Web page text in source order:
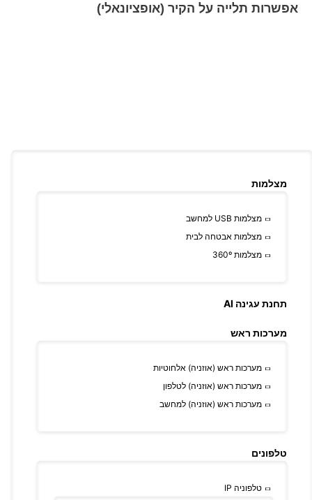
מצלמות
מצלמות USB למחשב
מצלמות אבטחה לבית
מצלמות 360º
תחנת עגינה AI
מערכות ראש
מערכות ראש (אוזניה) אלחוטיות
מערכות ראש (אוזניה) לטלפון
מערכות ראש (אוזניה) למחשב
טלפונים
טלפוניה IP
אפשרות תלייה על הקיר (אופציונאלי)